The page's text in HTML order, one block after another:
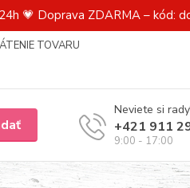
💗 Doprava ZDARMA – kód:
TOVARU
Neviete si
+421 911
9:00 - 17:00